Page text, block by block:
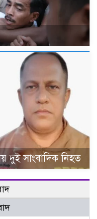
দুই সাংবাদিক নিহত